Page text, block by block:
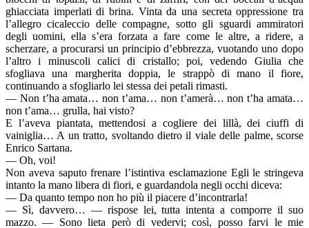
ghiacciata imperlati di brina. Vinta da una secreta oppressione tra
l’allegro cicaleccio delle compagne, sotto gli sguardi ammiratori
degli uomini, ella s’era forzata a fare come le altre, a ridere, a
scherzare, a procurarsi un principio d’ebbrezza, vuotando uno dopo
l’altro i minuscoli calici di cristallo; poi, vedendo Giulia che
sfogliava una margherita doppia, le strappò di mano il fiore,
continuando a sfogliarlo lei stessa dei petali rimasti.
— Non t’ha amata… non t’ama… non t’amerà… non t’ha amata…
non t’ama… grulla, hai visto?
E l’aveva piantata, mettendosi a cogliere dei lillà, dei ciuffi di
vainiglia… A un tratto, svoltando dietro il viale delle palme, scorse
Enrico Sartana.
— Oh, voi!
Non aveva saputo frenare l’istintiva esclamazione Egli le stringeva
intanto la mano libera di fiori, e guardandola negli occhi diceva:
— Da quanto tempo non ho più il piacere d’incontrarla!
— Sì, davvero… — rispose lei, tutta intenta a comporre il suo
mazzo. — Sono lieta però di vedervi; così, posso farvi le mie